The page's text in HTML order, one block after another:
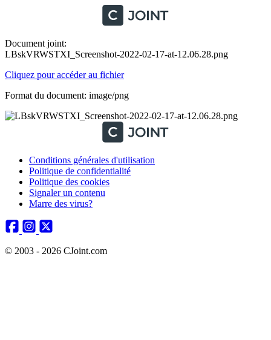
Document joint:
LBskVRWSTXI_Screenshot-2022-02-17-at-12.06.28.png
Cliquez pour accéder au fichier
Format du document: image/png
Conditions générales d'utilisation
Politique de confidentialité
Politique des cookies
Signaler un contenu
Marre des virus?
© 2003 - 2026 CJoint.com